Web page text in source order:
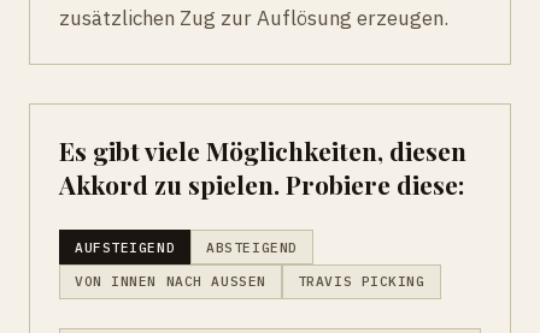
zusätzlichen Zug zur Auflösung erzeugen.
Es gibt viele Möglichkeiten, diesen
Akkord zu spielen. Probiere diese:
AUFSTEIGEND ABSTEIGEND
VON INNEN NACH AUSSEN TRAVIS PICKING